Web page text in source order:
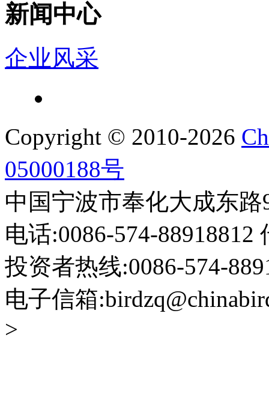
新闻中心
企业风采
Copyright © 2010-2026
05000188号
中国宁波市奉化大成东路
电话:0086-574-88918812
投资者热线:0086-574-
电子信箱
>